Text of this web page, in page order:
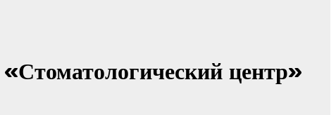
центр»